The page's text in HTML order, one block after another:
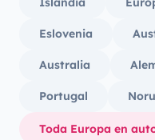
Eslovenia
Australia
Portugal
Toda Europa en